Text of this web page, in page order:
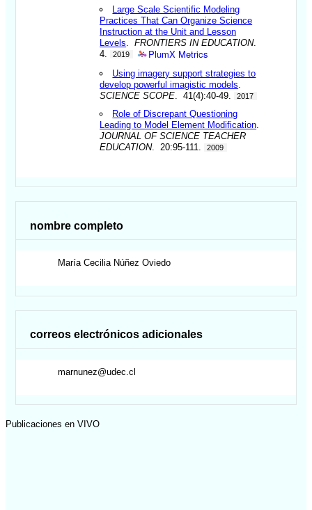
Large Scale Scientific Modeling
Practices That Can Organize Science
Instruction at the Unit and Lesson
Levels .FRONTIERS IN EDUCATION.
4.
2019 PlumX Metrics
Using imagery support strategies to
develop powerful imagistic models
SCIENCE SCOPE . 41(4):40-49. 2017
Role of Discrepant Questioning
Leading to Model Element Modification
JOURNAL OF SCIENCE TEACHER
EDUCATION. 20:95-111. 2009
nombre completo
María Cecilia Núñez Oviedo
correos electrónicos adicionales
marnunez@udec.cl
Publicaciones en VIVO